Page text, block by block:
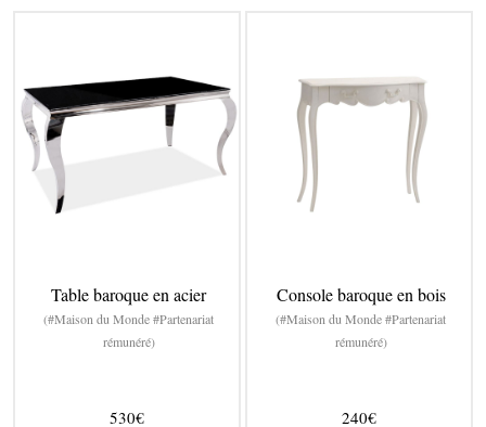
Table baroque en acier
(#Maison du Monde #Partenariat
rémunéré)
530€
Console baroque en bois
(#Maison du Monde #Partenariat
rémunéré)
240€